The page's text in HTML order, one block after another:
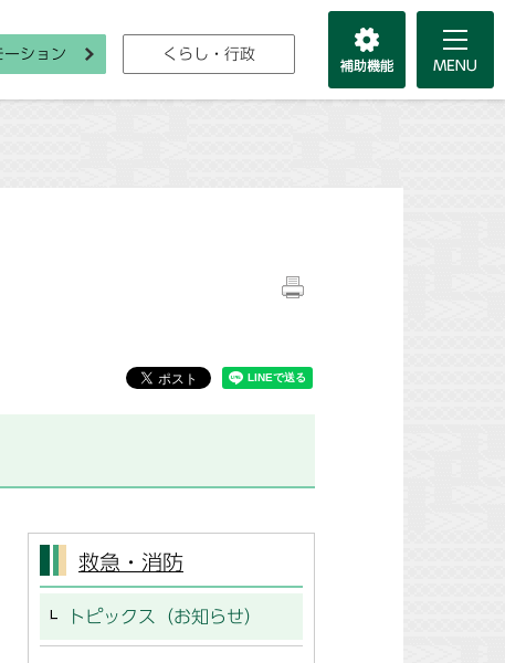
ーション くらし・行政
救急・消防
トピックス（お知らせ）